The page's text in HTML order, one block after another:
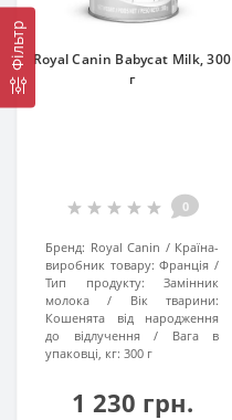
Фільтр Royal Canin Babycat Milk, 300
г
0
Бренд: Royal Canin
Країна-
виробник товару: Франція
Тип продукту:
Замінник
молока
Вік тварини:
Кошенята від народження
до відлучення
Вага в
упаковці, кг: 300 г
1 230 грн.